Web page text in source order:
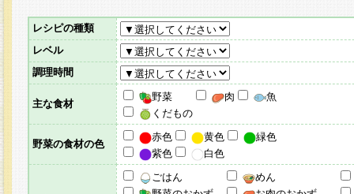
レシピの種類
レベル
調理時間
主な食材
野菜 肉
魚
くだもの
野菜の食材の色
赤色 黄色
緑色
紫色
白色
ごはん
めん